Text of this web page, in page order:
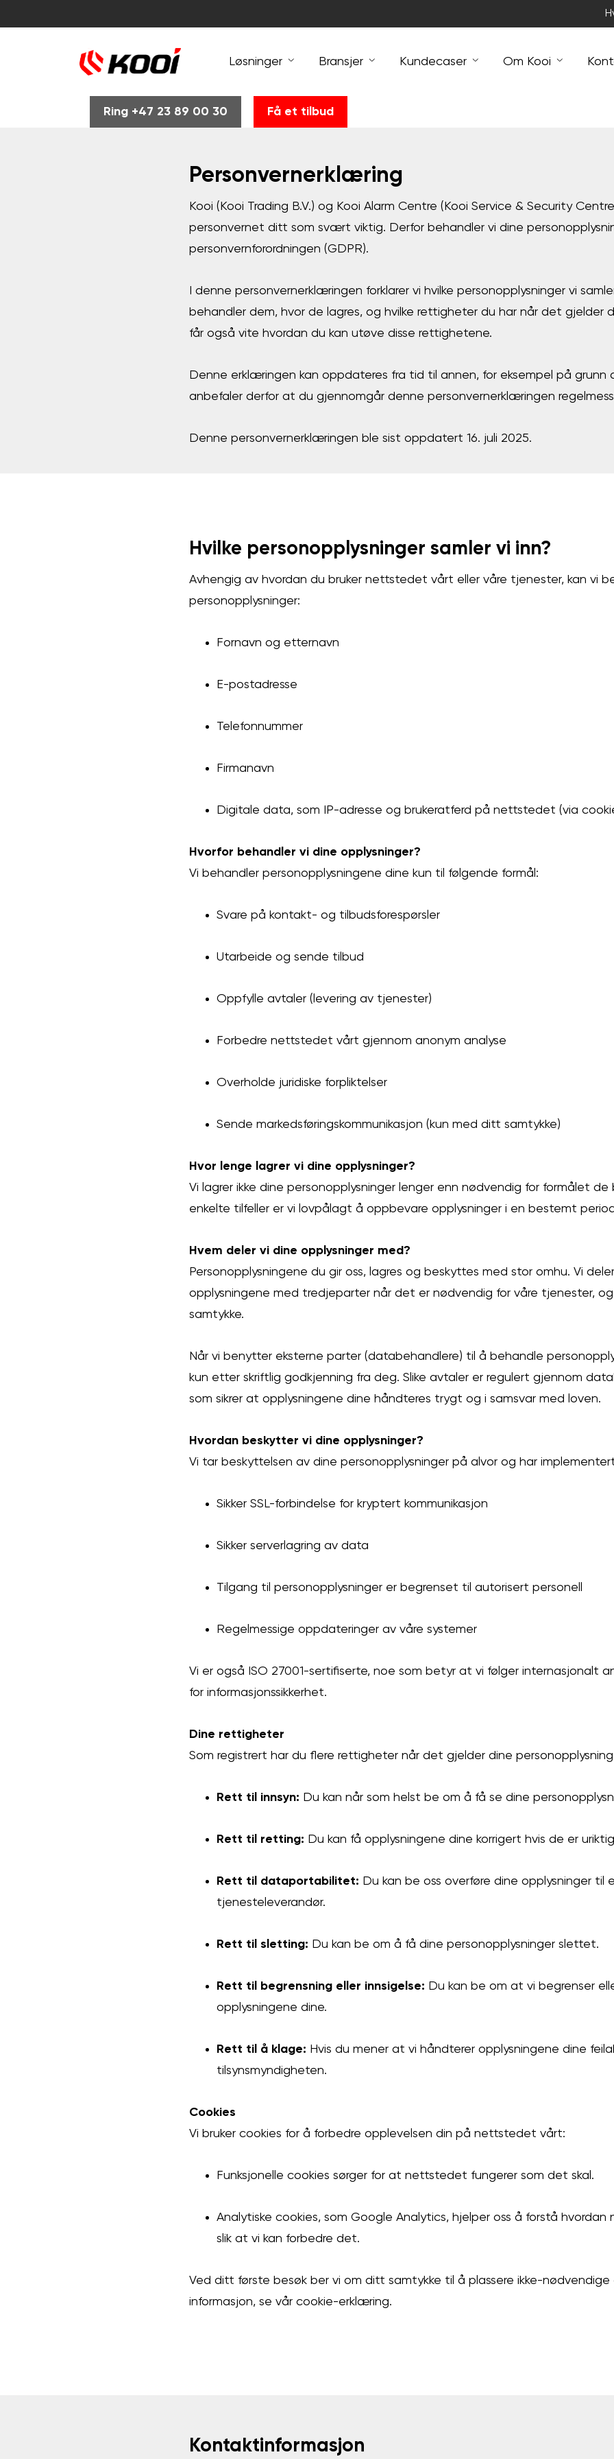
Ring +47 23 89 00 30 Få et tilbud
Løsninger Bransjer Kundecaser Om Kooi
Personvernerklæring
Kooi (Kooi Trading B.V.) og Kooi Alarm Centre (Kooi Service & Security
personvernet ditt som svært viktig. Derfor behandler vi dine
personvernforordningen (GDPR).
I denne personvernerklæringen forklarer vi hvilke personopplysninger vi
behandler dem, hvor de lagres, og hvilke rettigheter du har når det gjelder
får også vite hvordan du kan utøve disse rettighetene.
Denne erklæringen kan oppdateres fra tid til annen, for eksempel på grunn
anbefaler derfor at du gjennomgår denne personvernerklæringen
Denne personvernerklæringen ble sist oppdatert 16. juli 2025.
Hvilke personopplysninger samler vi inn?
Avhengig av hvordan du bruker nettstedet vårt eller våre tjenester, kan vi
personopplysninger:
Fornavn og etternavn
E-postadresse
Telefonnummer
Firmanavn
Digitale data, som IP-adresse og brukeratferd på nettstedet (via
Hvorfor behandler vi dine opplysninger?
Vi behandler personopplysningene dine kun til følgende formål:
Svare på kontakt- og tilbudsforespørsler
Utarbeide og sende tilbud
Oppfylle avtaler (levering av tjenester)
Forbedre nettstedet vårt gjennom anonym analyse
Overholde juridiske forpliktelser
Sende markedsføringskommunikasjon (kun med ditt samtykke)
Hvor lenge lagrer vi dine opplysninger?
Vi lagrer ikke dine personopplysninger lenger enn nødvendig for formålet de
enkelte tilfeller er vi lovpålagt å oppbevare opplysninger i en bestemt
Hvem deler vi dine opplysninger med?
Personopplysningene du gir oss, lagres og beskyttes med stor omhu. Vi
opplysningene med tredjeparter når det er nødvendig for våre tjenester,
samtykke.
Når vi benytter eksterne parter (databehandlere) til å behandle
kun etter skriftlig godkjenning fra deg. Slike avtaler er regulert gjennom
som sikrer at opplysningene dine håndteres trygt og i samsvar med loven.
Hvordan beskytter vi dine opplysninger?
Vi tar beskyttelsen av dine personopplysninger på alvor og har
Sikker SSL-forbindelse for kryptert kommunikasjon
Sikker serverlagring av data
Tilgang til personopplysninger er begrenset til autorisert personell
Regelmessige oppdateringer av våre systemer
Vi er også ISO 27001-sertifiserte, noe som betyr at vi følger internasjonalt
for informasjonssikkerhet.
Dine rettigheter
Som registrert har du flere rettigheter når det gjelder dine
Rett til innsyn: Du kan når som helst be om å få se dine
Rett til retting: Du kan få opplysningene dine korrigert hvis de er
Rett til dataportabilitet: Du kan be oss overføre dine opplysninger til
tjenesteleverandør.
Rett til sletting: Du kan be om å få dine personopplysninger slettet.
Rett til begrensning eller innsigelse: Du kan be om at vi begrenser
opplysningene dine.
Rett til å klage: Hvis du mener at vi håndterer opplysningene dine
tilsynsmyndigheten.
Cookies
Vi bruker cookies for å forbedre opplevelsen din på nettstedet vårt:
Funksjonelle cookies sørger for at nettstedet fungerer som det skal.
Analytiske cookies, som Google Analytics, hjelper oss å forstå
slik at vi kan forbedre det.
Ved ditt første besøk ber vi om ditt samtykke til å plassere ikke-nødvendige
informasjon, se vår cookie-erklæring.
Kontaktinformasjon